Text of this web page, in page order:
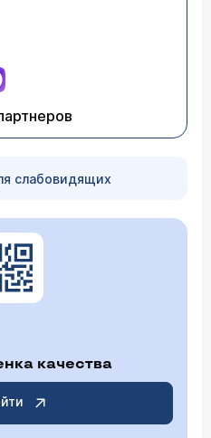
слабовидящих
качества